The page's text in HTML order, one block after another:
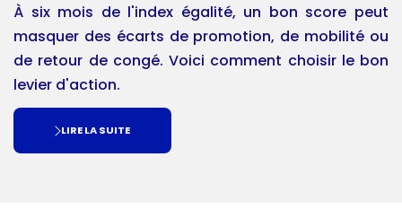
À six mois de l'index égalité, un bon score peut
masquer des écarts de promotion, de mobilité ou
de retour de congé. Voici comment choisir le bon
levier d'action.
LIRE LA SUITE